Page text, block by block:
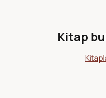
Kitap